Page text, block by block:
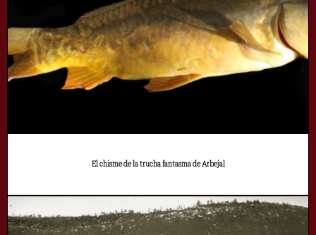
El chisme de la trucha fantasma de Arbejal